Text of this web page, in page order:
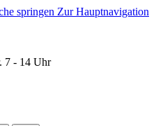
springen Zur Hauptnavigation
7 - 14 Uhr